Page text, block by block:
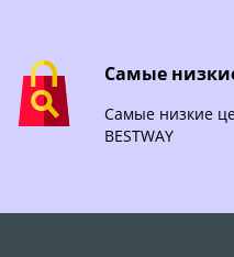
Самые
Самые низкие
BESTWAY